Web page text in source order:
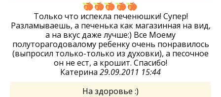
Только что испекла печенюшки! Супер!
Разламываешь, а печенька как магазинная на вид,
а на вкус даже лучше:) Все Моему
полуторагодовалому ребенку очень понравилось
(выпросил только-только из духовки), а песочное
он не ест, а крошит. Спасибо!
Катерина 29.09.2011 15:44
На здоровье :)